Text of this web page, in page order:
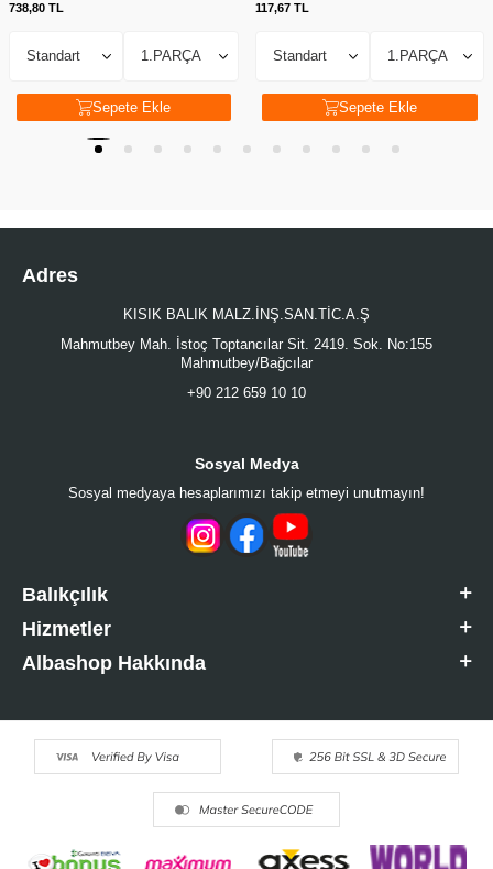
738,80 TL
Sepete Ekle
117,67TL
Sepete Ekle
Adres
KISIK BALIK MALZ.İNŞ.SAN.TİC.A.Ş
Mahmutbey Mah. İstoç Toptancılar Sit. 2419. Sok. No:155
Mahmutbey/Bağcılar
+90 212 659 10 10
Sosyal Medya
Sosyal medyaya hesaplarımızı takip etmeyi unutmayın!
Balıkçılık
Hizmetler
Albashop Hakkında